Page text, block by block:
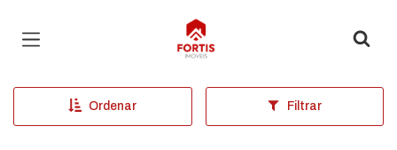
Página inicial
Ordenar Filtrar